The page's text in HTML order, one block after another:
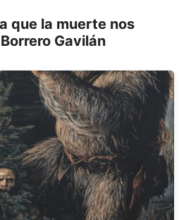
que la muerte nos
Gavilán